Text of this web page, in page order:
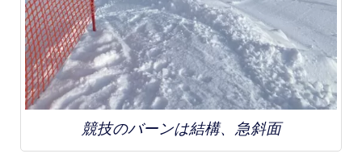
競技のバーンは結構、急斜面